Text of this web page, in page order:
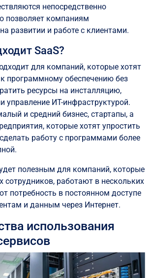
непосредственно
позволяет компаниям
развитии и работе с клиентами.
SaaS?
для компаний, которые хотят
программному обеспечению без
ресурсы на инсталляцию,
управление ИТ-инфраструктурой.
и средний бизнес, стартапы, а
которые хотят упростить
работу с программами более
полезным для компаний, которые
сотрудников, работают в нескольких
потребность в постоянном доступе
и данным через Интернет.
использования